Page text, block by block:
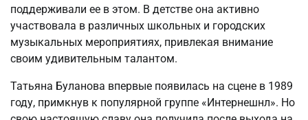
поддерживали ее в этом. В детстве она активно
участвовала в различных школьных и городских
музыкальных мероприятиях, привлекая внимание
своим удивительным талантом.
Татьяна Буланова впервые появилась на сцене в 1989
году, примкнув к популярной группе «Интернешнл». Но